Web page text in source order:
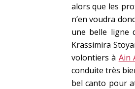
alors que les
n’en voudra
une belle ligne
Krassimira
volontiers à Ain
conduite très
bel canto pour